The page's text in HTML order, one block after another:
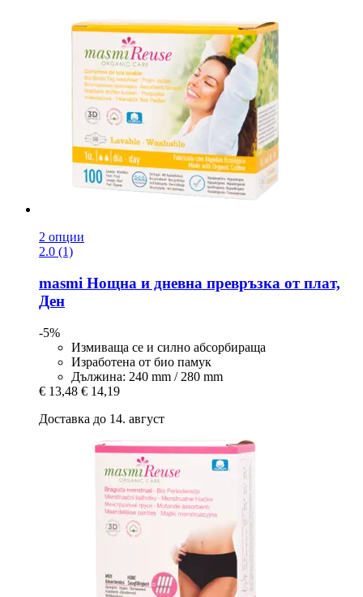
2 опции
2.0 (1)
masmi Нощна и дневна превръзка от плат,
Ден
-5%
Измиваща се и силно абсорбираща
Изработена от био памук
Дължина: 240 mm / 280 mm
€ 13,48 € 14,19
Доставка до 14. август